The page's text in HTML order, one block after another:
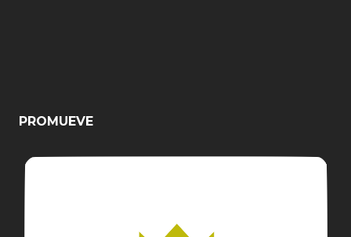
PROMUEVE